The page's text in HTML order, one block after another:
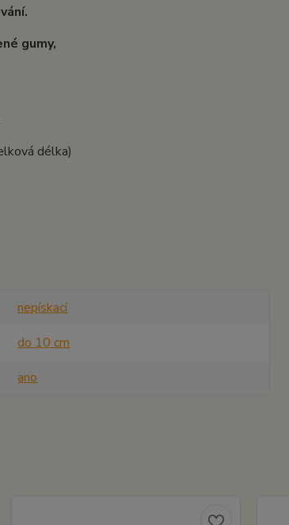
gumy,
délka)
nepískací
do 10 cm
ano